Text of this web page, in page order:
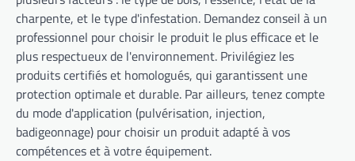
charpente, et le type d'infestation. Demandez conseil à un
professionnel pour choisir le produit le plus efficace et le
plus respectueux de l'environnement. Privilégiez les
produits certifiés et homologués, qui garantissent une
protection optimale et durable. Par ailleurs, tenez compte
du mode d'application (pulvérisation, injection,
badigeonnage) pour choisir un produit adapté à vos
compétences et à votre équipement.